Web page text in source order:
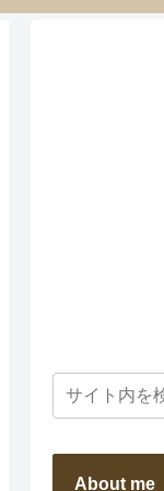
About me